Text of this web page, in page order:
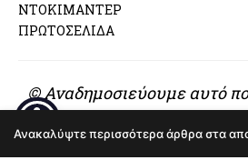
ΝΤΟΚΙΜΑΝΤΕΡ
ΠΡΩΤΟΣΕΛΙΔΑ
© Αναδημοσιεύουμε αυτό